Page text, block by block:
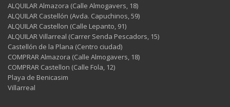
ALQUILAR Almazora (Calle Almogavers, 18)
ALQUILAR Castellón (Avda. Capuchinos, 59)
ALQUILAR Castellon (Calle Lepanto, 91)
ALQUILAR Villarreal (Carrer Senda Pescadors, 15)
Castellón de la Plana (Centro ciudad)
COMPRAR Almazora (Calle Almogavers, 18)
COMPRAR Castellon (Calle Fola, 12)
Playa de Benicasim
Villarreal